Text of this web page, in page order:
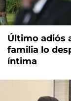
Último adiós
familia lo
íntima